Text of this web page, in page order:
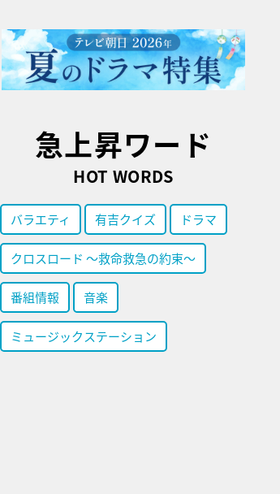
急上昇ワード
HOT WORDS
バラエティ 有吉クイズ ドラマ
クロスロード ～救命救急の約束～
番組情報 音楽
ミュージックステーション